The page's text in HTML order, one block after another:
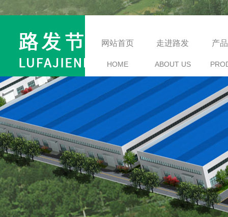
网站首页
HOME
走进路发
ABOUT US
产